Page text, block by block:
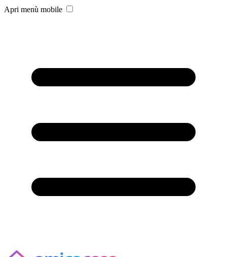
Apri menù mobile